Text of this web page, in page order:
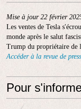
Mise à jour 22 février
Les ventes de Tesla
monde après le salut
Trump du propriétaire
Accéder à la revue de
Pour